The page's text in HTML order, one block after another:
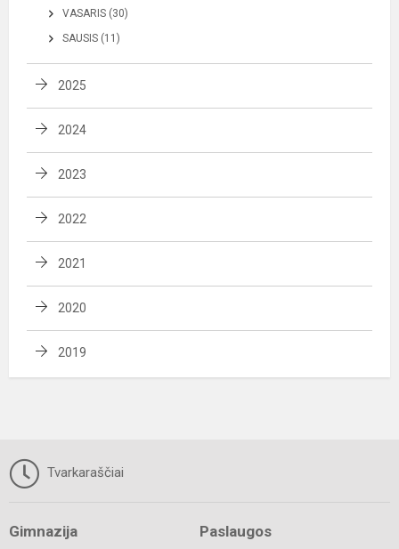
VASARIS (30)
SAUSIS (11)
2025
2024
2023
2022
2021
2020
2019
Tvarkaraščiai
Gimnazija Paslaugos